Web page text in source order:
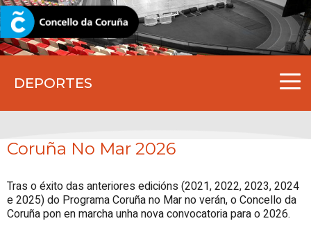
DEPORTES
CORUNA.GAL
Coruña No Mar 2026
Tras o éxito das anteriores edicións (2021, 2022, 2023, 2024
e 2025) do Programa Coruña no Mar no verán, o Concello da
Coruña pon en marcha unha nova convocatoria para o 2026.